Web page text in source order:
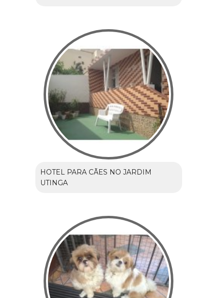
HOTEL PARA CÃES NO JARDIM
UTINGA